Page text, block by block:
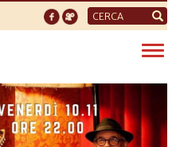
Form
di
ricerca